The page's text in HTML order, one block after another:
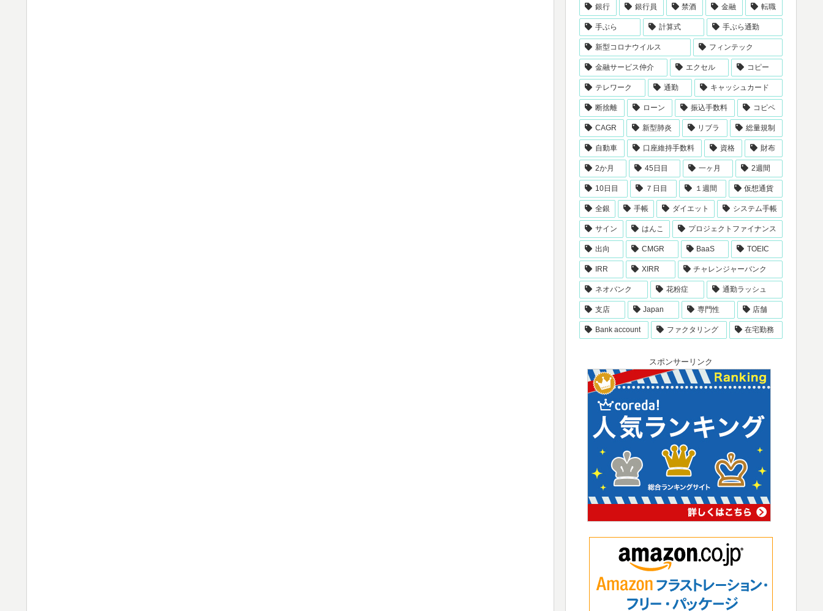
銀行 銀行員 禁酒 金融 転職
手ぶら 計算式 手ぶら通勤
新型コロナウイルス フィンテック
金融サービス仲介 エクセル コピー
テレワーク 通勤 キャッシュカード
断捨離 ローン 振込手数料 コピペ
CAGR 新型肺炎 リブラ 総量規制
自動車 口座維持手数料 資格 財布
2か月 45日目 一ヶ月 2週間
10日目 ７日目 １週間 仮想通貨
全銀 手帳 ダイエット システム手帳
サイン はんこ プロジェクトファイナンス
出向 CMGR BaaS TOEIC
IRR XIRR チャレンジャーバンク
ネオバンク 花粉症 通勤ラッシュ
支店 Japan 専門性 店舗
Bank account ファクタリング 在宅勤務
スポンサーリンク